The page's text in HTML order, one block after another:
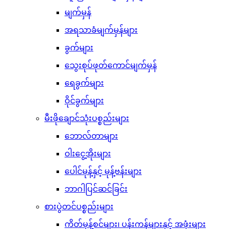
မျက်မှန်
အရသာခံမျက်မှန်များ
ခွက်များ
သွေးစုပ်ဖုတ်ကောင်မျက်မှန်
ရေခွက်များ
ဝိုင်ခွက်များ
မီးဖိုချောင်သုံးပစ္စည်းများ
ဘောလ်တာများ
ဝါးငွေ့အိုးများ
ပေါင်မုန့်နှင့် မုန့်ဗန်းများ
ဘာဂါပြင်ဆင်ခြင်း
စားပွဲတင်ပစ္စည်းများ
ကိတ်မုန့်စင်များ၊ ပန်းကန်များနှင့် အဖုံးများ